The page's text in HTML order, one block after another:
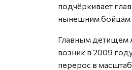
подчёркивает
нынешним бойцам
Главным детищем
возник в 2009
перерос в